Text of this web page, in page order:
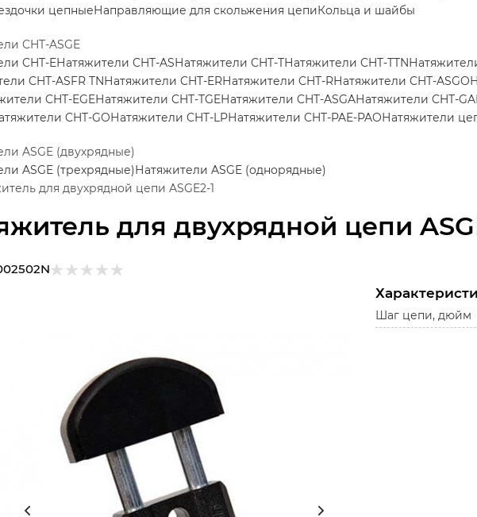
для двухрядной цепи
цепныеНаправляющие для скольжения цепиКольца и шайбы
CHT-ASGE
CHT-EНатяжители CHT-ASНатяжители CHT-TНатяжители CHT-TTN
CHT-ASFR TNНатяжители CHT-ERНатяжители CHT-RНатяжители CHT-ASGO
CHT-EGEНатяжители CHT-TGEНатяжители CHT-ASGAНатяжители CHT-GA
CHT-GOНатяжители CHT-LPНатяжители CHT-PAE-PAOНатяжители
ASGE (двухрядные)
ASGE (трехрядные)Натяжители ASGE (однорядные)
для двухрядной цепи ASGE2-1
Шаг цепи, дюйм